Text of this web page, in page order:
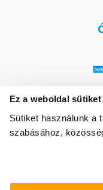
Ez a weboldal
Sütiket használunk a
szabásához,
média-, hirdető- és